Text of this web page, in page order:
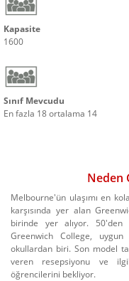
Kapasite
1600
Sınıf Mevcudu
En fazla 18 ortalama 14
Neden
Melbourne'ün ulaşımı en
karşısında yer alan
birinde yer alıyor. 50'den
Greenwich College,
okullardan biri. Son model
veren resepsiyonu ve
öğrencilerini bekliyor.